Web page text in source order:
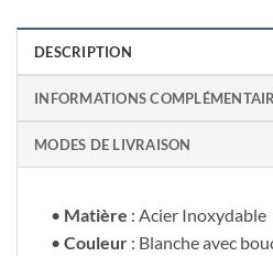
DESCRIPTION
INFORMATIONS
MODES DE LIVRAISON
• Matière : Acier Inoxydable
• Couleur : Blanche avec